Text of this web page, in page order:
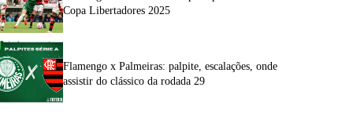
Copa Libertadores 2025
Flamengo x Palmeiras: palpite, escalações, onde
assistir do clássico da rodada 29